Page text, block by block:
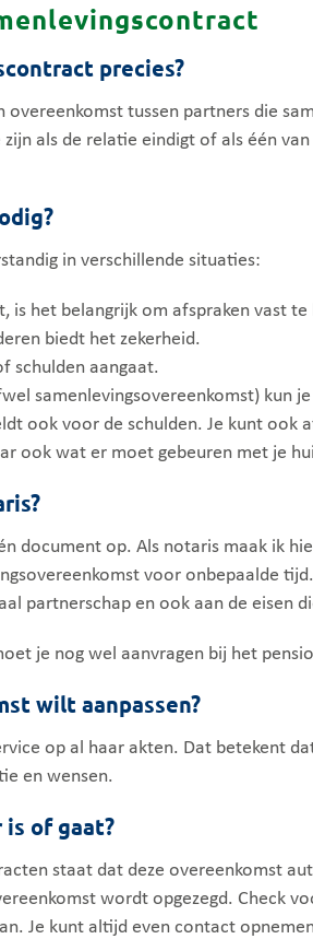
precies?
overeenkomst tussen partners die
als de relatie eindigt of als één
in verschillende situaties:
is het belangrijk om afspraken vast te
biedt het zekerheid.
schulden aangaat.
samenlevings­overeenkomst) kun
ook voor de schulden. Je kunt
ook wat er moet gebeuren met je
document op. Als notaris maak ik
voor onbepaalde
partnerschap en ook aan de eisen
je nog wel aanvragen bij het
wilt aanpassen?
op al haar akten. Dat betekent
en wensen.
of gaat?
staat dat deze overeenkomst
wordt opgezegd. Check
Je kunt altijd even contact